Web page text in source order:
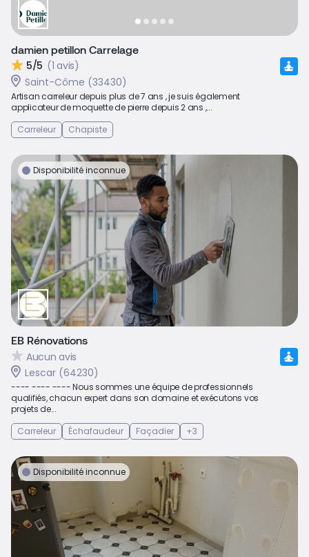
damien petillon Carrelage
5/5 (1 avis)
Saint-Côme (33430)
Artisan carreleur depuis plus de 7 ans , je suis également
applicateur de moquette de pierre depuis 2 ans ,...
Carreleur
Chapiste
Disponibilité inconnue
EB Rénovations
Aucun avis
Lescar (64230)
---- ---- ---- Nous sommes une équipe de professionnels
qualifiés, chacun expert dans son domaine et exécutons vos
projets de...
Carreleur
Échafaudeur Façadier +3
Disponibilité inconnue